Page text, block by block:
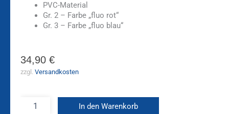
PVC-Material
Gr. 2 – Farbe „fluo rot“
Gr. 3 – Farbe „fluo blau“
34,90 €
zzgl. Versandkosten
In den Warenkorb